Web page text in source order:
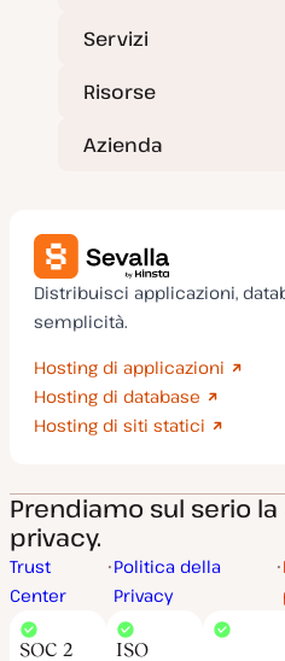
Servizi
Risorse
Azienda
Distribuisci applicazioni,
semplicità.
Hosting di applicazioni
Hosting di database
Hosting di siti statici
Prendiamo sul serio
privacy.
Trust
Center
Politica della
Privacy
SOC 2
ISO